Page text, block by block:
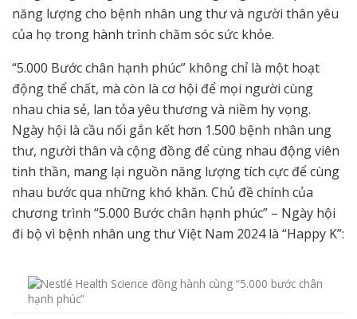
năng lượng cho bệnh nhân ung thư và người thân yêu
của họ trong hành trình chăm sóc sức khỏe.
“5.000 Bước chân hạnh phúc” không chỉ là một hoạt
động thể chất, mà còn là cơ hội để mọi người cùng
nhau chia sẻ, lan tỏa yêu thương và niềm hy vọng.
Ngày hội là cầu nối gắn kết hơn 1.500 bệnh nhân ung
thư, người thân và cộng đồng để cùng nhau động viên
tinh thần, mang lại nguồn năng lượng tích cực để cùng
nhau bước qua những khó khăn. Chủ đề chính của
chương trình “5.000 Bước chân hạnh phúc” – Ngày hội
đi bộ vì bệnh nhân ung thư Việt Nam 2024 là “Happy K”: